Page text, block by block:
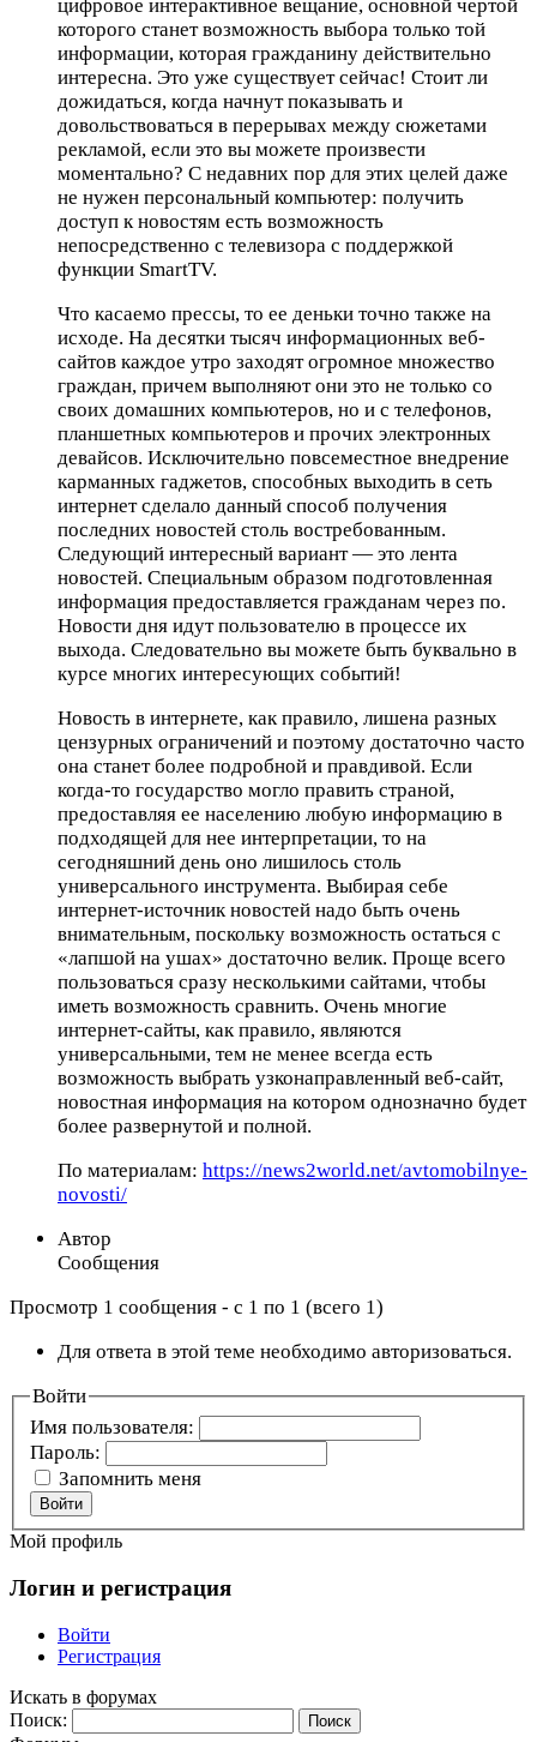
цифровое интерактивное вещание, основной чертой
которого станет возможность выбора только той
информации, которая гражданину действительно
интересна. Это уже существует сейчас! Стоит ли
дожидаться, когда начнут показывать и
довольствоваться в перерывах между сюжетами
рекламой, если это вы можете произвести
моментально? С недавних пор для этих целей даже
не нужен персональный компьютер: получить
доступ к новостям есть возможность
непосредственно с телевизора с поддержкой
функции SmartTV.
Что касаемо прессы, то ее деньки точно также на
исходе. На десятки тысяч информационных веб-
сайтов каждое утро заходят огромное множество
граждан, причем выполняют они это не только со
своих домашних компьютеров, но и с телефонов,
планшетных компьютеров и прочих электронных
девайсов. Исключительно повсеместное внедрение
карманных гаджетов, способных выходить в сеть
интернет сделало данный способ получения
последних новостей столь востребованным.
Следующий интересный вариант — это лента
новостей. Специальным образом подготовленная
информация предоставляется гражданам через по.
Новости дня идут пользователю в процессе их
выхода. Следовательно вы можете быть буквально в
курсе многих интересующих событий!
Новость в интернете, как правило, лишена разных
цензурных ограничений и поэтому достаточно часто
она станет более подробной и правдивой. Если
когда-то государство могло править страной,
предоставляя ее населению любую информацию в
подходящей для нее интерпретации, то на
сегодняшний день оно лишилось столь
универсального инструмента. Выбирая себе
интернет-источник новостей надо быть очень
внимательным, поскольку возможность остаться с
«лапшой на ушах» достаточно велик. Проще всего
пользоваться сразу несколькими сайтами, чтобы
иметь возможность сравнить. Очень многие
интернет-сайты, как правило, являются
универсальными, тем не менее всегда есть
возможность выбрать узконаправленный веб-сайт,
новостная информация на котором однозначно будет
более развернутой и полной.
По материалам: https://news2world.net/avtomobilnye-
novosti/
Автор
Сообщения
Просмотр 1 сообщения - с 1 по 1 (всего 1)
Для ответа в этой теме необходимо авторизоваться.
Войти
Имя пользователя:
Пароль:
Запомнить меня
Войти
Мой профиль
Логин и регистрация
Войти
Регистрация
Искать в форумах
Поиск: